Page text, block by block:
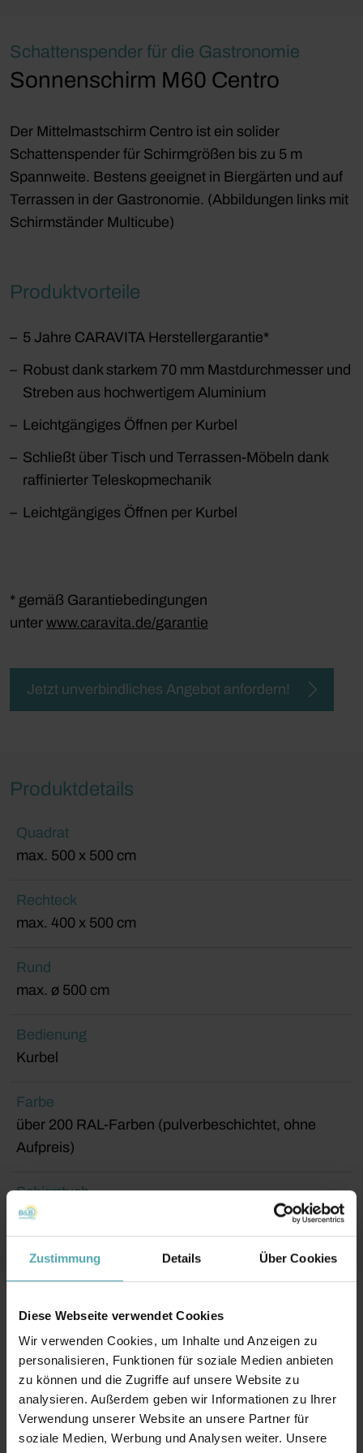
Zustimmung Details Über Cookies
Diese Webseite verwendet Cookies
Wir verwenden Cookies, um Inhalte und Anzeigen zu
personalisieren, Funktionen für soziale Medien anbieten
zu können und die Zugriffe auf unsere Website zu
analysieren. Außerdem geben wir Informationen zu Ihrer
Verwendung unserer Website an unsere Partner für
soziale Medien, Werbung und Analysen weiter. Unsere
Schattenspender für die Gastronomie
Sonnenschirm M60 Centro
Der Mittelmastschirm Centro ist ein solider
Schattenspender für Schirmgrößen bis zu 5 m
Spannweite. Bestens geeignet in Biergärten und auf
Terrassen in der Gastronomie. (Abbildungen links mit
Schirmständer Multicube)
Produktvorteile
5 Jahre CARAVITA Herstellergarantie*
Robust dank starkem 70 mm Mastdurchmesser und
Streben aus hochwertigem Aluminium
Leichtgängiges Öffnen per Kurbel
Schließt über Tisch und Terrassen-Möbeln dank
raffinierter Teleskopmechanik
Leichtgängiges Öffnen per Kurbel
* gemäß Garantiebedingungen
unter www.caravita.de/garantie
Jetzt unverbindliches Angebot anfordern!
Produktdetails
Quadrat
max. 500 x 500 cm
Rechteck
max. 400 x 500 cm
Rund
max. ø 500 cm
Bedienung
Kurbel
Farbe
über 200 RAL-Farben (pulverbeschichtet, ohne
Aufpreis)
Schirmtuch
über 120 Dessins aus 100% robuster Acryl-Faser